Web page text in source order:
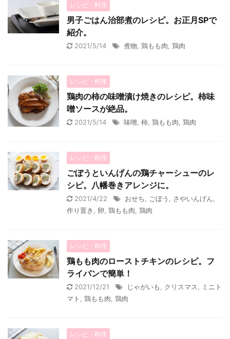
レシピ・料理
男子ごはん治部煮のレシピ。お正月SPで
紹介。
2021/5/14 煮物 鶏もも肉 鶏肉
レシピ・料理
鶏肉の柿の味噌漬け焼きのレシピ。柿味
噌ソースが絶品。
2021/5/14 味噌 柿 鶏もも肉 鶏肉
レシピ・料理
ごぼうといんげんの鶏チャーシューのレ
シピ。八幡巻きアレンジに。
2021/4/22 おせち ごぼう さやいんげん
作り置き
卵 鶏もも肉 鶏肉
レシピ・料理
鶏もも肉のローストチキンのレシピ。フ
ライパンで簡単！
2021/12/21 じゃがいも クリスマス
ミニト
マト
鶏もも肉 鶏肉
レシピ・料理